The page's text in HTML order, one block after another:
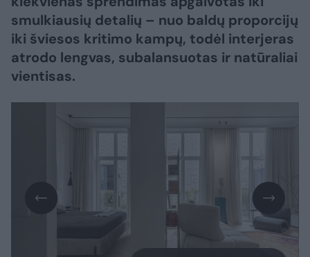
smulkiausių detalių – nuo baldų proporcijų
iki šviesos kritimo kampų, todėl interjeras
atrodo lengvas, subalansuotas ir natūraliai
vientisas.